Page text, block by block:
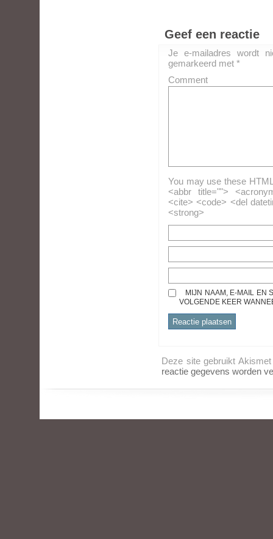
Geef een reactie
Je e-mailadres wordt
gemarkeerd met *
Comment
You may use these
<abbr title="">
<cite> <code> <del
<strong>
MIJN NAAM, E-MAIL EN
VOLGENDE KEER
Deze site gebruikt
reactie gegevens worden